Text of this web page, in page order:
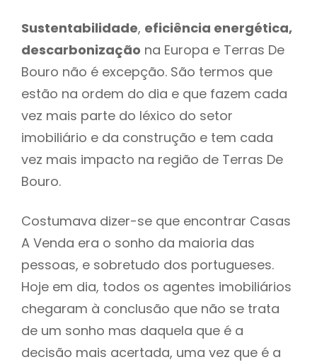
Sustentabilidade, eficiência energética,
descarbonização na Europa e Terras De
Bouro não é excepção. São termos que
estão na ordem do dia e que fazem cada
vez mais parte do léxico do setor
imobiliário e da construção e tem cada
vez mais impacto na região de Terras De
Bouro.
Costumava dizer-se que encontrar Casas
A Venda era o sonho da maioria das
pessoas, e sobretudo dos portugueses.
Hoje em dia, todos os agentes imobiliários
chegaram à conclusão que não se trata
de um sonho mas daquela que é a
decisão mais acertada, uma vez que é a